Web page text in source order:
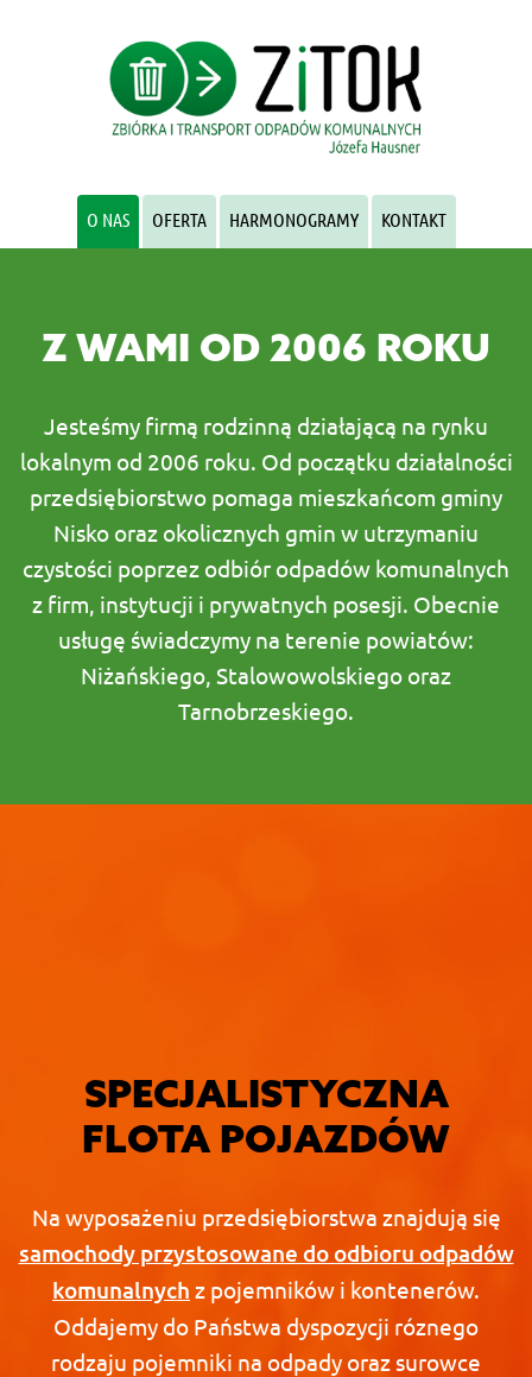
O NAS OFERTA HARMONOGRAMY KONTAKT
Z WAMI OD 2006 ROKU
Jesteśmy firmą rodzinną działającą na rynku
lokalnym od 2006 roku. Od początku działalności
przedsiębiorstwo pomaga mieszkańcom gminy
Nisko oraz okolicznych gmin w utrzymaniu
czystości poprzez odbiór odpadów komunalnych
z firm, instytucji i prywatnych posesji. Obecnie
usługę świadczymy na terenie powiatów:
Niżańskiego, Stalowowolskiego oraz
Tarnobrzeskiego.
SPECJALISTYCZNA
FLOTA POJAZDÓW
Na wyposażeniu przedsiębiorstwa znajdują się
samochody przystosowane do odbioru odpadów
komunalnych z pojemników i kontenerów.
Oddajemy do Państwa dyspozycji róznego
rodzaju pojemniki na odpady oraz surowce